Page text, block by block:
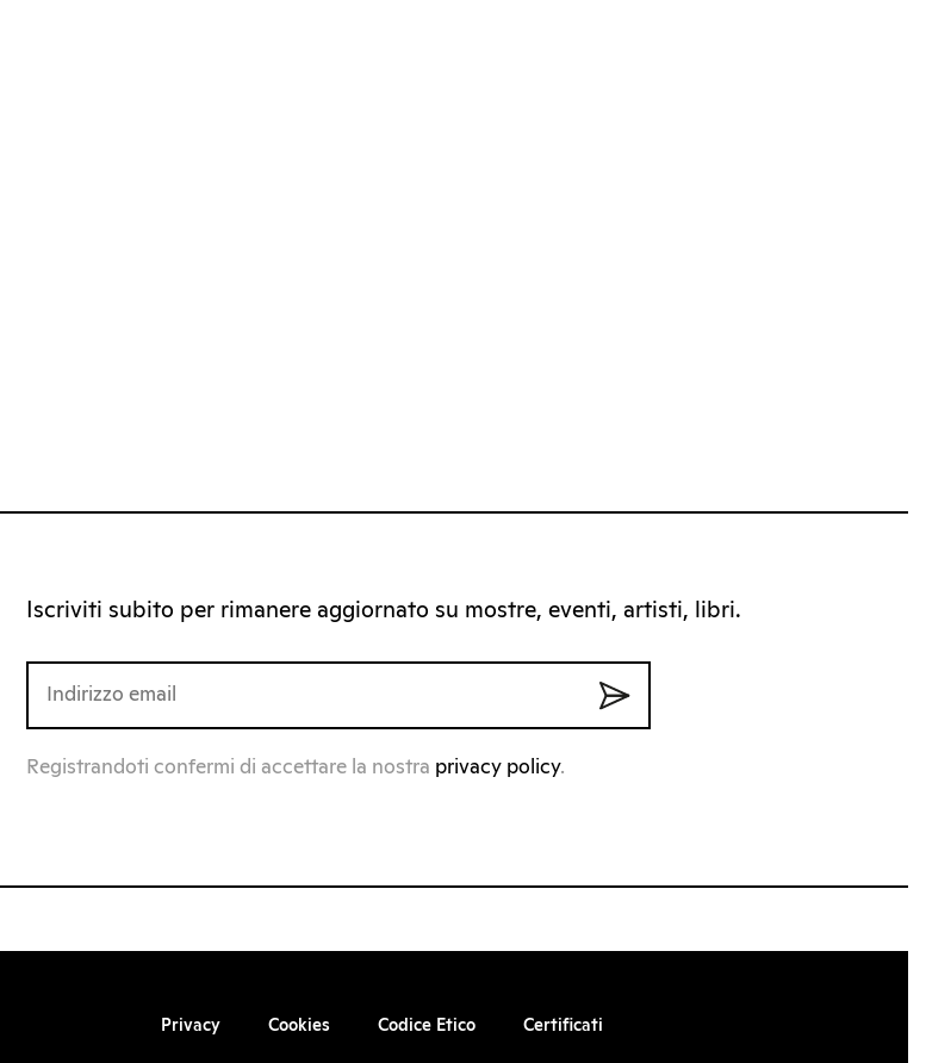
Iscriviti subito per rimanere aggiornato su mostre, eventi, artisti, libri.
Registrandoti confermi di accettare la nostra privacy policy.
Privacy Cookies Codice Etico Certificati